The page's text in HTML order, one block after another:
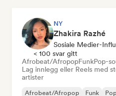
NY
Zhakira Razhé
Sosiale Medier-
< 100 svar gitt
Afrobeat/AfropopFunkPop-
Lag innlegg eller Reels med
artister
Afrobeat/Afropop Funk